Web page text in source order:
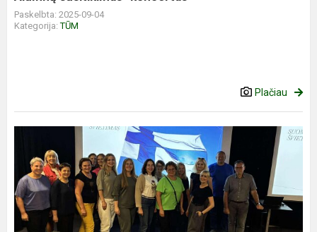
Paskelbta: 2025-09-04
Kategorija:TŪM
Plačiau